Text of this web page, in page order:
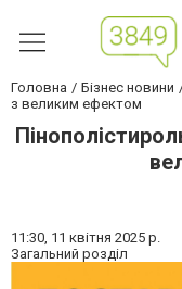
Головна Бізнес новини
з великим ефектом
11:30, 11 квітня 2025 р.
Загальний розділ